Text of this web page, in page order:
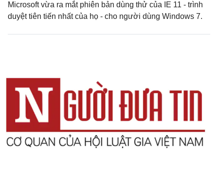
Microsoft vừa ra mắt phiên bản dùng thử của IE 11 - trình
duyệt tiên tiến nhất của họ - cho người dùng Windows 7.